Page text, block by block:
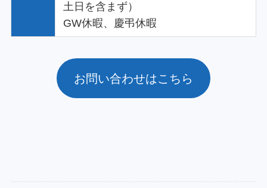
土日を含まず）
GW休暇、慶弔休暇
お問い合わせはこちら